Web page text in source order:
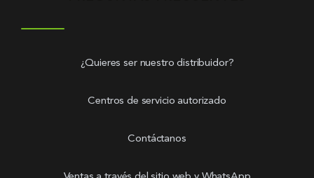
¿Quieres ser nuestro distribuidor?
Centros de servicio autorizado
Contáctanos